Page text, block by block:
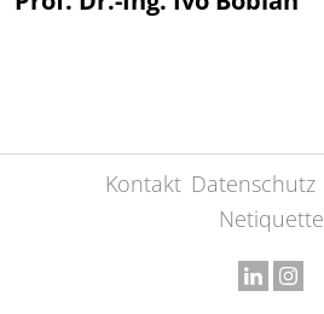
Kontakt Datenschutz
Netiquette